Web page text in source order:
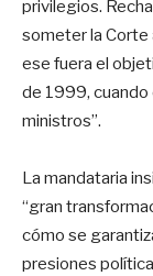
privilegios.
someter la Corte
ese fuera el
de 1999,
ministros”.
La mandataria
“gran
cómo se
presiones